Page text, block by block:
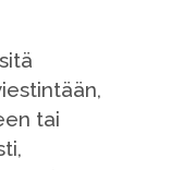
tai